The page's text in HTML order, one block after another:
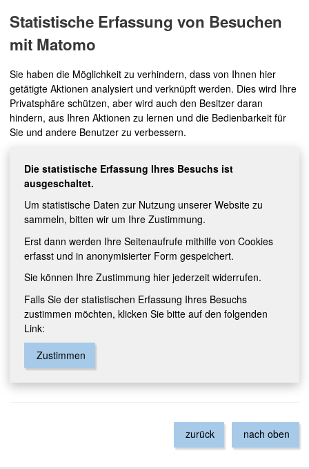
Statistische Erfassung von Besuchen
mit Matomo
Sie haben die Möglichkeit zu verhindern, dass von Ihnen hier
getätigte Aktionen analysiert und verknüpft werden. Dies wird Ihre
Privatsphäre schützen, aber wird auch den Besitzer daran
hindern, aus Ihren Aktionen zu lernen und die Bedienbarkeit für
Sie und andere Benutzer zu verbessern.
Die statistische Erfassung Ihres Besuchs ist
ausgeschaltet.
Um statistische Daten zur Nutzung unserer Website zu
sammeln, bitten wir um Ihre Zustimmung.
Erst dann werden Ihre Seitenaufrufe mithilfe von Cookies
erfasst und in anonymisierter Form gespeichert.
Sie können Ihre Zustimmung hier jederzeit widerrufen.
Falls Sie der statistischen Erfassung Ihres Besuchs
zustimmen möchten, klicken Sie bitte auf den folgenden
Link:
Zustimmen
zurück nach oben